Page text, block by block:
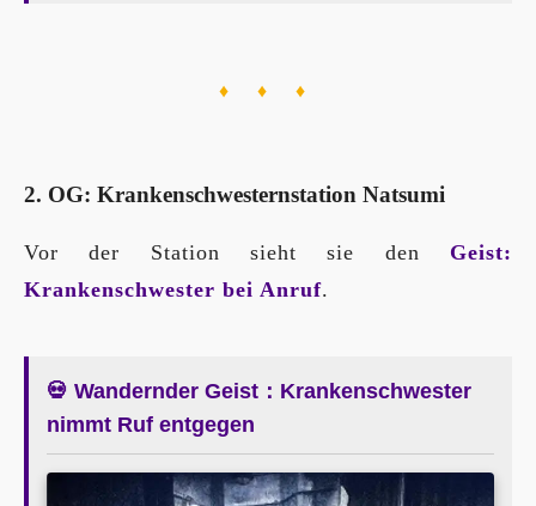
♦ ♦ ♦
2. OG: Krankenschwesternstation Natsumi
Vor der Station sieht sie den Geist:
Krankenschwester bei Anruf.
💀 Wandernder Geist：Krankenschwester
nimmt Ruf entgegen